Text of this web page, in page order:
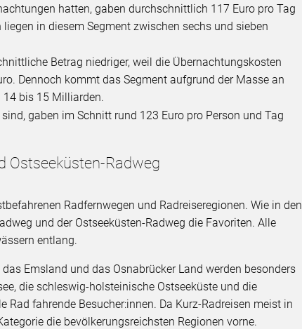
hatten, gaben durchschnittlich 117 Euro pro Tag
in diesem Segment zwischen sechs und sieben
Betrag niedriger, weil die Übernachtungskosten
Dennoch kommt das Segment aufgrund der Masse an
bis 15 Milliarden.
gaben im Schnitt rund 123 Euro pro Person und Tag
Ostseeküsten-Radweg
Radfernwegen und Radreiseregionen. Wie in den
und der Ostseeküsten-Radweg die Favoriten. Alle
entlang.
Emsland und das Osnabrücker Land werden besonders
die schleswig-holsteinische Ostseeküste und die
Rad fahrende Besucher:innen. Da Kurz-Radreisen meist in
die bevölkerungsreichsten Regionen vorne.